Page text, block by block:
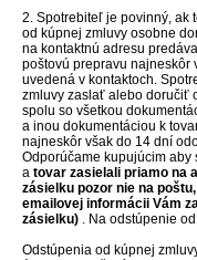
2. Spotrebiteľ je povinný, ak
od kúpnej zmluvy osobne
na kontaktnú adresu
poštovú prepravu najneskôr
uvedená v kontaktoch.
zmluvy zaslať alebo doručiť
spolu so všetkou
a inou dokumentáciou k
najneskôr však do 14 dní
Odporúčame kupujúcim aby
a tovar zasielali priamo na
zásielku pozor nie na poštu,
emailovej informácii Vám
zásielku) . Na odstúpenie
Odstúpenia od kúpnej